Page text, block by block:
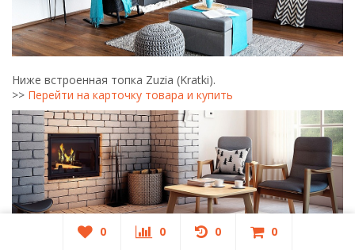
Ниже встроенная топка Zuzia (Kratki).
>> Перейти на карточку товара и купить
0 0 0 0